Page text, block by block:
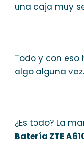
una caja muy
Todo y con eso
algo alguna vez.
¿Es todo? La
Batería ZTE